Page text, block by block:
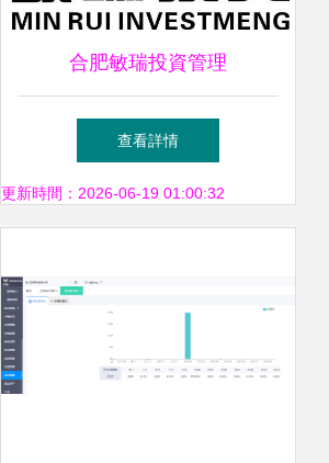
合肥敏瑞投資管理
查看詳情
更新時間：2026-06-19 01:00:32